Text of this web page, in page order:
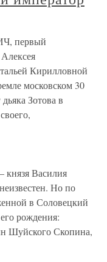
первый
Кирилловной
московском 30
Зотова в
Василия
Но по
в Соловецкий
рождения:
Шуйского Скопина,